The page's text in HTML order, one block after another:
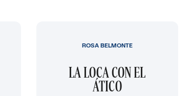
LA LOCA CON EL
ÁTICO
ROSA BELMONTE